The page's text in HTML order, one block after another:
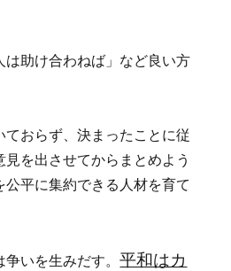
は助け合わねば」など良い方
ておらず、決まったことに従
見を出させてからまとめよう
公平に集約できる人材を育て
争いを生みだす。平和はカ